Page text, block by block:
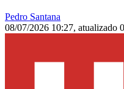
Pedro Santana
08/07/2026 10:27, atualizado